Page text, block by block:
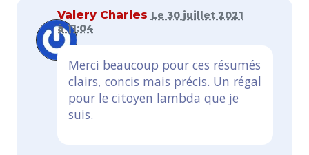
Valery Charles Le 30 juillet 2021
à 11:04
Merci beaucoup pour ces résumés
clairs, concis mais précis. Un régal
pour le citoyen lambda que je
suis.